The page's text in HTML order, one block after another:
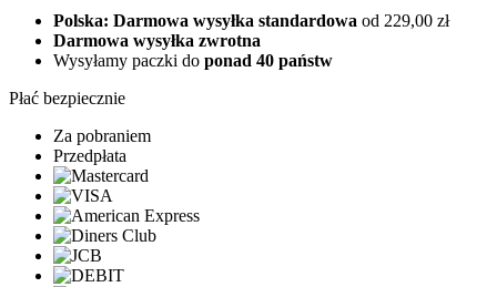
Polska: Darmowa wysyłka standardowa od 229,00 zł
Darmowa wysyłka zwrotna
Wysyłamy paczki do ponad 40 państw
Płać bezpiecznie
Za pobraniem
Przedpłata